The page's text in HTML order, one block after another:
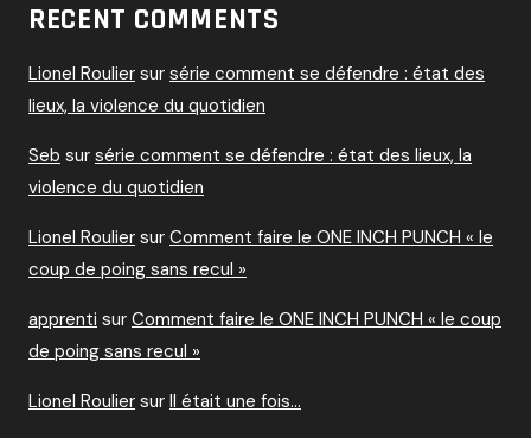
RECENT COMMENTS
Lionel Roulier sur série comment se défendre : état des
lieux, la violence du quotidien
Seb sur série comment se défendre : état des lieux, la
violence du quotidien
Lionel Roulier sur Comment faire le ONE INCH PUNCH « le
coup de poing sans recul »
apprenti sur Comment faire le ONE INCH PUNCH « le coup
de poing sans recul »
Lionel Roulier sur Il était une fois…